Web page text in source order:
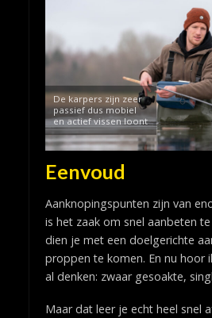
De karpers zijn zeer
passief dus mobiel
en actief vissen loont
Eenvoud
Aanknopingspunten zijn van
is het zaak om snel aanbeten
dien je met een doelgerichte
proppen te komen. En nu hoor
al denken: zwaar gesoakte,
Maar dat leer je echt heel snel